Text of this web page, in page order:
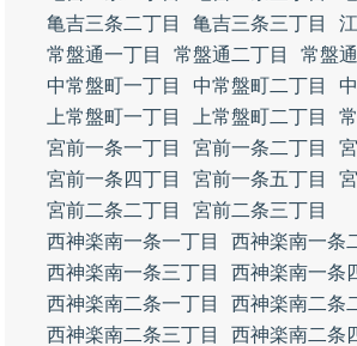
亀吉三条二丁目
亀吉三条三丁目
常盤通一丁目
常盤通二丁目
常盤
中常盤町一丁目
中常盤町二丁目
上常盤町一丁目
上常盤町二丁目
宮前一条一丁目
宮前一条二丁目
宮前一条四丁目
宮前一条五丁目
宮前二条二丁目
宮前二条三丁目
西神楽南一条一丁目
西神楽南一条
西神楽南一条三丁目
西神楽南一条
西神楽南二条一丁目
西神楽南二条
西神楽南二条三丁目
西神楽南二条